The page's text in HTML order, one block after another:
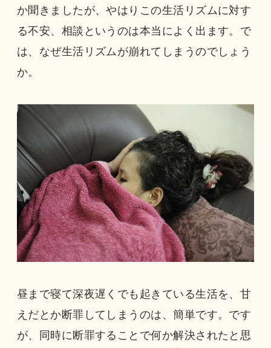
か聞きましたが、やはりこの生活リズムに対す
る不安、相談というのは本当によく出ます。で
は、なぜ生活リズムが崩れてしまうのでしょう
か。
昼まで寝て深夜遅くでも起きている生活を、甘
えだとか断罪してしまうのは、簡単です。です
が、同時に断罪することで何か解決されたと思